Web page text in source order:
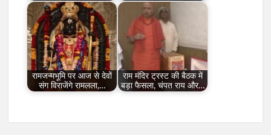
रामजन्मभूमि पर आज से देवों
संग विराजेंगे रामलला,…
राम मंदिर ट्रस्ट की बैठक में
बड़ा फैसला, चंपत राय और…